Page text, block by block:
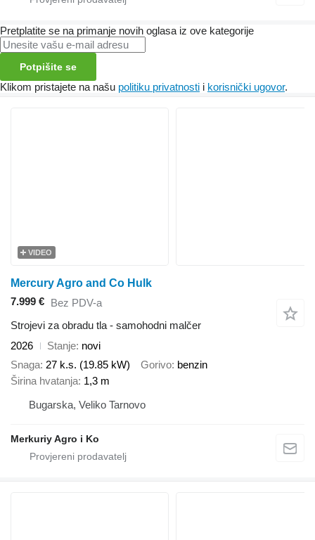
Pretplatite se na primanje novih oglasa iz ove kategorije
Potpišite se
Klikom pristajete na našu politiku privatnosti i korisnički ugovor.
VIDEO
Mercury Agro and Co Hulk
7.999 € Bez PDV-a
Strojevi za obradu tla - samohodni malčer
2026
Stanje novi
Snaga 27 k.s. (19.85 kW) Gorivo benzin
Širina hvatanja 1,3 m
Bugarska, Veliko Tarnovo
Merkuriy Agro i Ko